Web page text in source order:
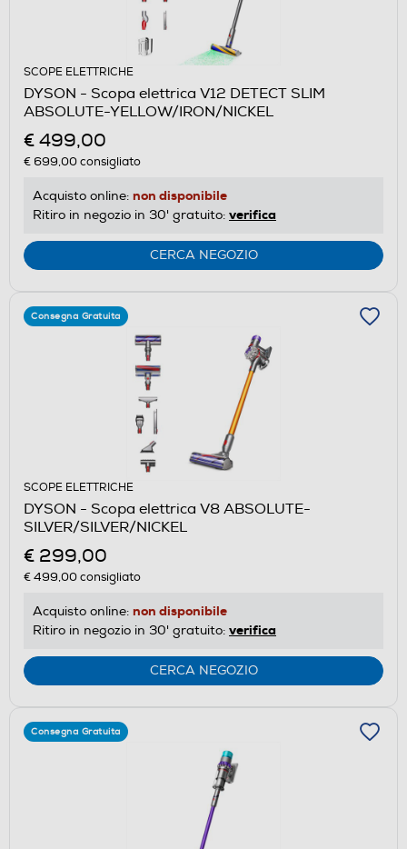
SCOPE ELETTRICHE
DYSON - Scopa elettrica V12 DETECT SLIM
ABSOLUTE-YELLOW/IRON/NICKEL
€ 499,00
€ 699,00consigliato
Acquisto online: non disponibile
Ritiro in negozio in 30' gratuito: verifica
CERCA NEGOZIO
Consegna Gratuita
SCOPE ELETTRICHE
DYSON - Scopa elettrica V8 ABSOLUTE-
SILVER/SILVER/NICKEL
€ 299,00
€ 499,00consigliato
Acquisto online: non disponibile
Ritiro in negozio in 30' gratuito: verifica
CERCA NEGOZIO
Consegna Gratuita